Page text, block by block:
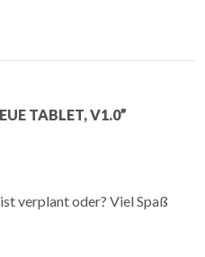
TABLET, V1.0”
verplant oder? Viel Spaß